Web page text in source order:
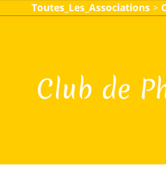
Toutes_Les_Associations>
Club de